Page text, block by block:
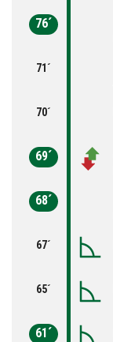
76´
71´
70´
69´
68´
67´
65´
61´